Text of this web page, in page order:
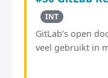
INT
GitLab’s open
veel gebruikt in